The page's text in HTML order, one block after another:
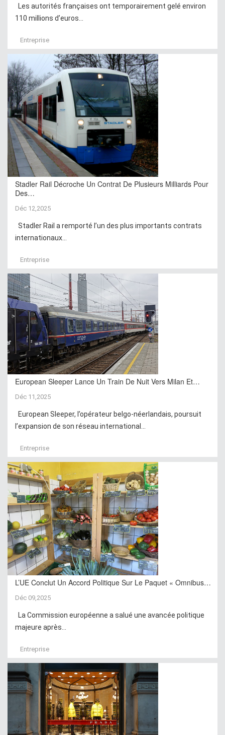
Les autorités françaises ont temporairement gelé environ
110 millions d’euros...
Entreprise
Stadler Rail Décroche Un Contrat De Plusieurs Milliards Pour
Des…
Déc 12,2025
Stadler Rail a remporté l’un des plus importants contrats
internationaux...
Entreprise
European Sleeper Lance Un Train De Nuit Vers Milan Et…
Déc 11,2025
European Sleeper, l’opérateur belgo-néerlandais, poursuit
l’expansion de son réseau international...
Entreprise
L’UE Conclut Un Accord Politique Sur Le Paquet « Omnibus…
Déc 09,2025
La Commission européenne a salué une avancée politique
majeure après...
Entreprise